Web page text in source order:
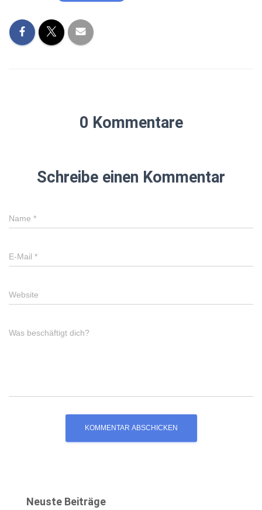
0 Kommentare
Schreibe einen Kommentar
Name *
E-Mail *
Website
Was beschäftigt dich?
Neuste Beiträge